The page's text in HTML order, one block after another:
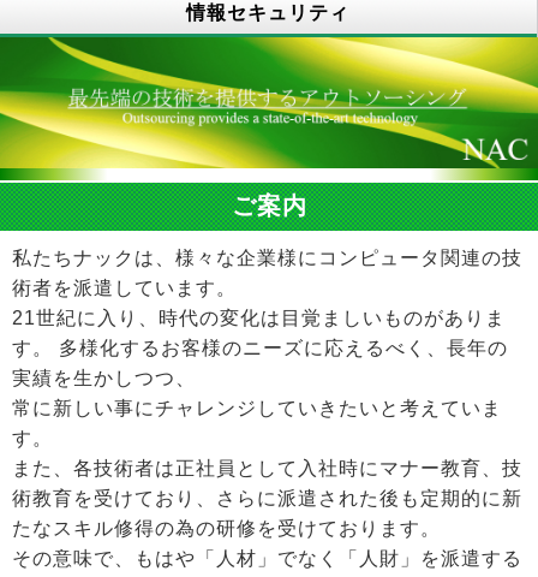
護方針
取扱い
情報セキュリティ
ご案内
私たちナックは、様々な企業様にコンピュータ関連の技
術者を派遣しています。
21世紀に入り、時代の変化は目覚ましいものがありま
す。 多様化するお客様のニーズに応えるべく、長年の
実績を生かしつつ、
常に新しい事にチャレンジしていきたいと考えていま
す。
また、各技術者は正社員として入社時にマナー教育、技
術教育を受けており、さらに派遣された後も定期的に新
たなスキル修得の為の研修を受けております。
その意味で、もはや「人材」でなく「人財」を派遣する